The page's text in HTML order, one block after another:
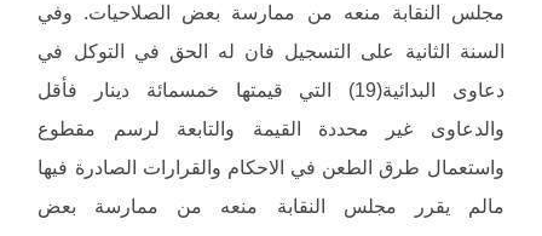
مجلس النقابة منعه من ممارسة بعض الصلاحيات. وفي
السنة الثانية على التسجيل فان له الحق في التوكل في
دعاوى البدائية(19) التي قيمتها خمسمائة دينار فأقل
والدعاوى غير محددة القيمة والتابعة لرسم مقطوع
واستعمال طرق الطعن في الاحكام والقرارات الصادرة فيها
مالم يقرر مجلس النقابة منعه من ممارسة بعض